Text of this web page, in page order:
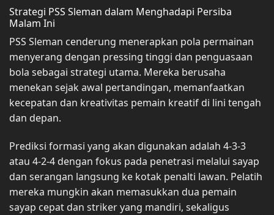
Strategi PSS Sleman dalam Menghadapi Persiba
Malam Ini
PSS Sleman cenderung menerapkan pola permainan
menyerang dengan pressing tinggi dan penguasaan
bola sebagai strategi utama. Mereka berusaha
menekan sejak awal pertandingan, memanfaatkan
kecepatan dan kreativitas pemain kreatif di lini tengah
dan depan.
Prediksi formasi yang akan digunakan adalah 4-3-3
atau 4-2-4 dengan fokus pada penetrasi melalui sayap
dan serangan langsung ke kotak penalti lawan. Pelatih
mereka mungkin akan memasukkan dua pemain
sayap cepat dan striker yang mandiri, sekaligus